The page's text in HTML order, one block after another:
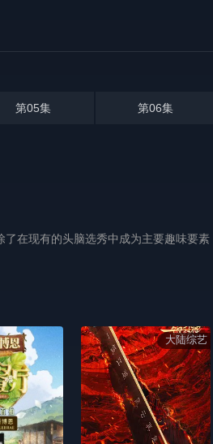
第05集 第06集
在现有的头脑选秀中成为主要趣味要素
大陆综艺